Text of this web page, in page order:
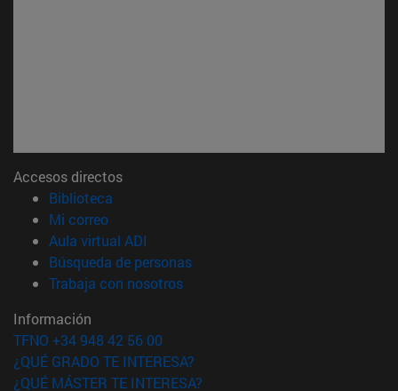
Accesos directos
Biblioteca
Mi correo(abre en nueva ventana)
Aula virtual ADI
Búsqueda de personas(abre en nueva ventana)
Trabaja con nosotros(abre en nueva ventana)
Información
TFNO +34 948 42 56 00
¿QUÉ GRADO TE INTERESA?
¿QUÉ MÁSTER TE INTERESA?